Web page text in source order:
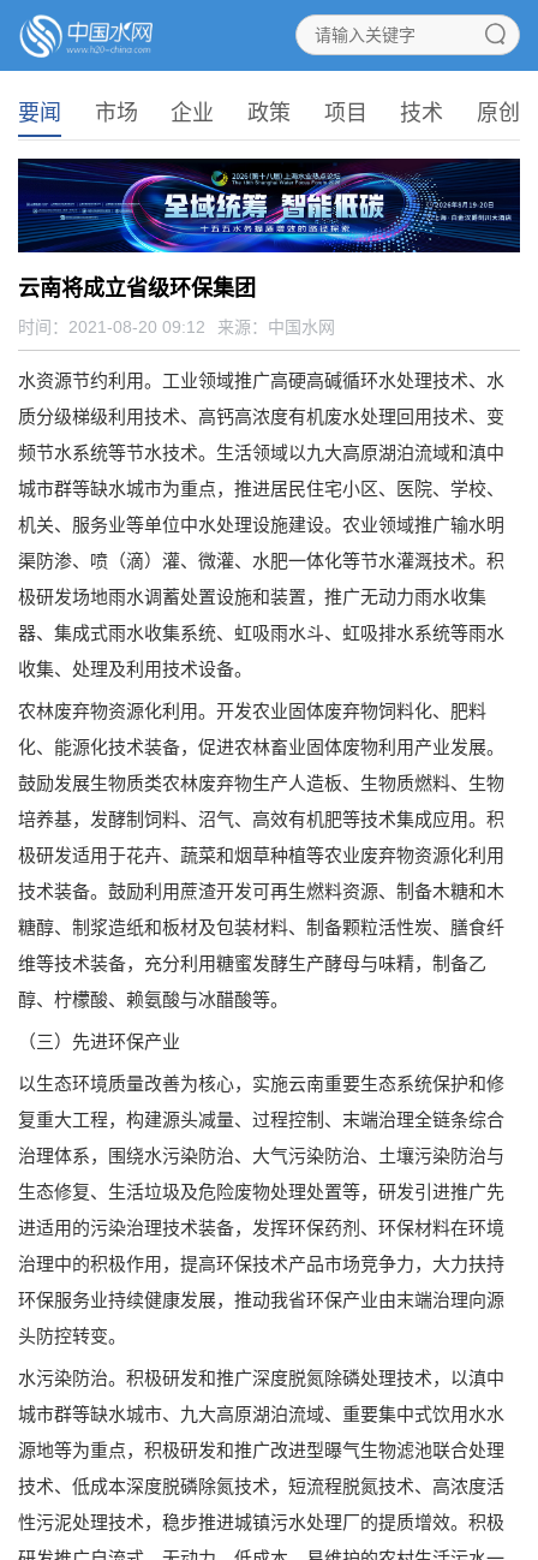
要闻 市场 企业 政策 项目 技术 原创
云南将成立省级环保集团
时间：2021-08-20 09:12 来源： 中国水网
水资源节约利用。工业领域推广高硬高碱循环水处理技术、水
质分级梯级利用技术、高钙高浓度有机废水处理回用技术、变
频节水系统等节水技术。生活领域以九大高原湖泊流域和滇中
城市群等缺水城市为重点，推进居民住宅小区、医院、学校、
机关、服务业等单位中水处理设施建设。农业领域推广输水明
渠防渗、喷（滴）灌、微灌、水肥一体化等节水灌溉技术。积
极研发场地雨水调蓄处置设施和装置，推广无动力雨水收集
器、集成式雨水收集系统、虹吸雨水斗、虹吸排水系统等雨水
收集、处理及利用技术设备。
农林废弃物资源化利用。开发农业固体废弃物饲料化、肥料
化、能源化技术装备，促进农林畜业固体废物利用产业发展。
鼓励发展生物质类农林废弃物生产人造板、生物质燃料、生物
培养基，发酵制饲料、沼气、高效有机肥等技术集成应用。积
极研发适用于花卉、蔬菜和烟草种植等农业废弃物资源化利用
技术装备。鼓励利用蔗渣开发可再生燃料资源、制备木糖和木
糖醇、制浆造纸和板材及包装材料、制备颗粒活性炭、膳食纤
维等技术装备，充分利用糖蜜发酵生产酵母与味精，制备乙
醇、柠檬酸、赖氨酸与冰醋酸等。
（三）先进环保产业
以生态环境质量改善为核心，实施云南重要生态系统保护和修
复重大工程，构建源头减量、过程控制、末端治理全链条综合
治理体系，围绕水污染防治、大气污染防治、土壤污染防治与
生态修复、生活垃圾及危险废物处理处置等，研发引进推广先
进适用的污染治理技术装备，发挥环保药剂、环保材料在环境
治理中的积极作用，提高环保技术产品市场竞争力，大力扶持
环保服务业持续健康发展，推动我省环保产业由末端治理向源
头防控转变。
水污染防治。积极研发和推广深度脱氮除磷处理技术，以滇中
城市群等缺水城市、九大高原湖泊流域、重要集中式饮用水水
源地等为重点，积极研发和推广改进型曝气生物滤池联合处理
技术、低成本深度脱磷除氮技术，短流程脱氮技术、高浓度活
性污泥处理技术，稳步推进城镇污水处理厂的提质增效。积极